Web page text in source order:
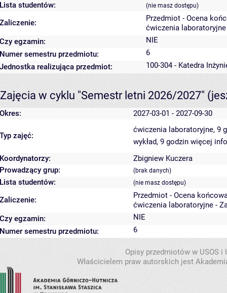
Lista studentów: (nie masz dostępu)
Zaliczenie:
Przedmiot - Ocena
ćwiczenia
Czy egzamin:
NIE
Numer semestru przedmiotu:
6
Jednostka realizująca przedmiot:
100-304 - Katedra
Zajęcia w cyklu "Semestr letni 2026/2027"
Okres: 2027-03-01 - 2027-09-30
Typ zajęć:
ćwiczenia laboratoryjne, 9
wykład, 9 godzin więcej
Koordynatorzy:
Zbigniew Kuczera
Prowadzący grup:
(brak danych)
Lista studentów: (nie masz dostępu)
Zaliczenie:
Przedmiot - Ocena
ćwiczenia laboratoryjne -
Czy egzamin:
NIE
Numer semestru przedmiotu:
6
Opisy przedmiotów w USOS
Właścicielem praw autorskich jest